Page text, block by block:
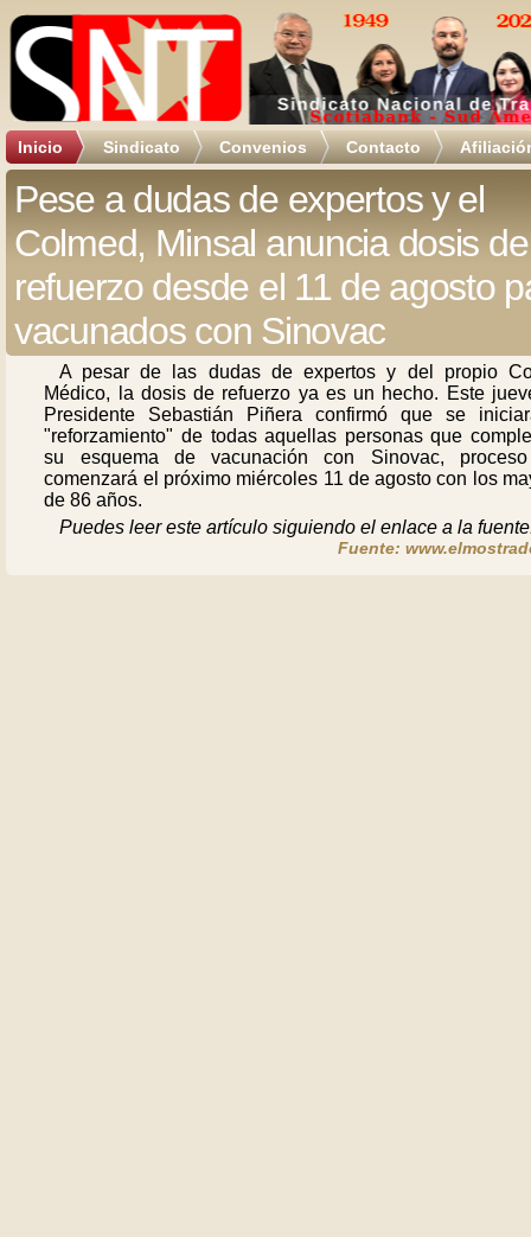
Inicio Sindicato Convenios Contacto
Pese a dudas de expertos y el
Colmed, Minsal anuncia dosis de
refuerzo desde el 11 de agosto
vacunados con Sinovac
A pesar de las dudas de expertos y del propio
Médico, la dosis de refuerzo ya es un hecho. Este
Presidente Sebastián Piñera confirmó que se
"reforzamiento" de todas aquellas personas que
su esquema de vacunación con Sinovac,
comenzará el próximo miércoles 11 de agosto con los
de 86 años.
Puedes leer este artículo siguiendo el enlace a la
Fuente: